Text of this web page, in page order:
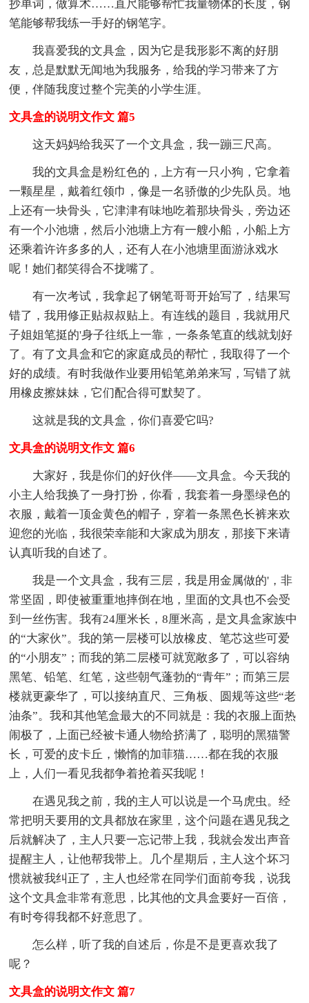
抄单词，做算术……直尺能够帮忙我量物体的长度，钢
笔能够帮我练一手好的钢笔字。
我喜爱我的文具盒，因为它是我形影不离的好朋
友，总是默默无闻地为我服务，给我的学习带来了方
便，伴随我度过整个完美的小学生涯。
文具盒的说明文作文 篇5
这天妈妈给我买了一个文具盒，我一蹦三尺高。
我的文具盒是粉红色的，上方有一只小狗，它拿着
一颗星星，戴着红领巾，像是一名骄傲的少先队员。地
上还有一块骨头，它津津有味地吃着那块骨头，旁边还
有一个小池塘，然后小池塘上方有一艘小船，小船上方
还乘着许许多多的人，还有人在小池塘里面游泳戏水
呢！她们都笑得合不拢嘴了。
有一次考试，我拿起了钢笔哥哥开始写了，结果写
错了，我用修正贴叔叔贴上。有连线的题目，我就用尺
子姐姐笔挺的'身子往纸上一靠，一条条笔直的线就划好
了。有了文具盒和它的家庭成员的帮忙，我取得了一个
好的成绩。有时我做作业要用铅笔弟弟来写，写错了就
用橡皮擦妹妹，它们配合得可默契了。
这就是我的文具盒，你们喜爱它吗?
文具盒的说明文作文 篇6
大家好，我是你们的好伙伴——文具盒。今天我的
小主人给我换了一身打扮，你看，我套着一身墨绿色的
衣服，戴着一顶金黄色的帽子，穿着一条黑色长裤来欢
迎您的光临，我很荣幸能和大家成为朋友，那接下来请
认真听我的自述了。
我是一个文具盒，我有三层，我是用金属做的'，非
常坚固，即使被重重地摔倒在地，里面的文具也不会受
到一丝伤害。我有24厘米长，8厘米高，是文具盒家族中
的“大家伙”。我的第一层楼可以放橡皮、笔芯这些可爱
的“小朋友”；而我的第二层楼可就宽敞多了，可以容纳
黑笔、铅笔、红笔，这些朝气蓬勃的“青年”；而第三层
楼就更豪华了，可以接纳直尺、三角板、圆规等这些“老
油条”。我和其他笔盒最大的不同就是：我的衣服上面热
闹极了，上面已经被卡通人物给挤满了，聪明的黑猫警
长，可爱的皮卡丘，懒惰的加菲猫……都在我的衣服
上，人们一看见我都争着抢着买我呢！
在遇见我之前，我的主人可以说是一个马虎虫。经
常把明天要用的文具都放在家里，这个问题在遇见我之
后就解决了，主人只要一忘记带上我，我就会发出声音
提醒主人，让他帮我带上。几个星期后，主人这个坏习
惯就被我纠正了，主人也经常在同学们面前夸我，说我
这个文具盒非常有意思，比其他的文具盒要好一百倍，
有时夸得我都不好意思了。
怎么样，听了我的自述后，你是不是更喜欢我了
呢？
文具盒的说明文作文 篇7